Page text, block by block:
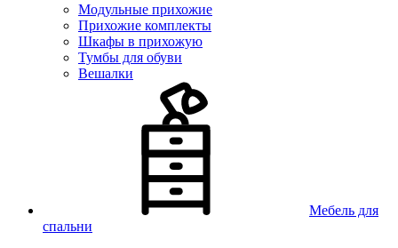
Модульные прихожие
Прихожие комплекты
Шкафы в прихожую
Тумбы для обуви
Вешалки
Мебель для
спальни